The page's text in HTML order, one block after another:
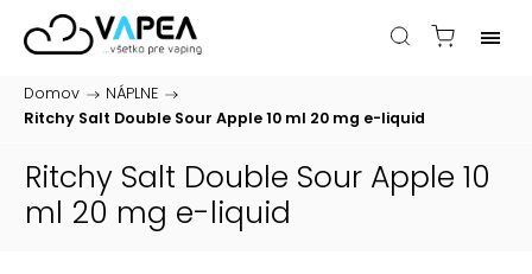
Domov / NÁPLNE /
Ritchy Salt Double Sour Apple 10 ml 20 mg e-liquid
Ritchy Salt Double Sour Apple 10
ml 20 mg e-liquid